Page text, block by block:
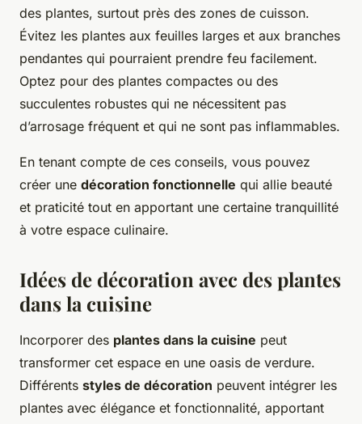
des plantes, surtout près des zones de cuisson.
Évitez les plantes aux feuilles larges et aux branches
pendantes qui pourraient prendre feu facilement.
Optez pour des plantes compactes ou des
succulentes robustes qui ne nécessitent pas
d’arrosage fréquent et qui ne sont pas inflammables.
En tenant compte de ces conseils, vous pouvez
créer une décoration fonctionnelle qui allie beauté
et praticité tout en apportant une certaine tranquillité
à votre espace culinaire.
Idées de décoration avec des plantes
dans la cuisine
Incorporer des plantes dans la cuisine peut
transformer cet espace en une oasis de verdure.
Différents styles de décoration peuvent intégrer les
plantes avec élégance et fonctionnalité, apportant